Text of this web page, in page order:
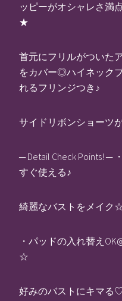
ッピーがオシャレさ満
★
首元にフリルがついた
をカバー◎ハイネック
れるフリンジつき♪
サイドリボンショーツ
─ Detail Check Points! ─
すぐ使える♪
綺麗なバストをメイク
・パッドの入れ替え
☆
好みのバストにキマる